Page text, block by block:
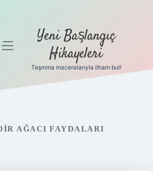
menüyü
Yeni Başlangıç
Hikayeleri
Taşınma maceralarıyla ilham bul!
AĞACI FAYDALARI